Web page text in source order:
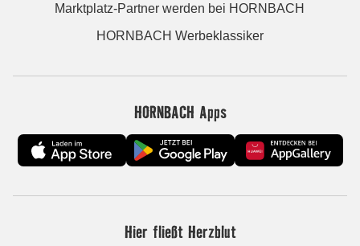
Marktplatz-Partner werden bei HORNBACH
HORNBACH Werbeklassiker
HORNBACH Apps
Hier fließt Herzblut